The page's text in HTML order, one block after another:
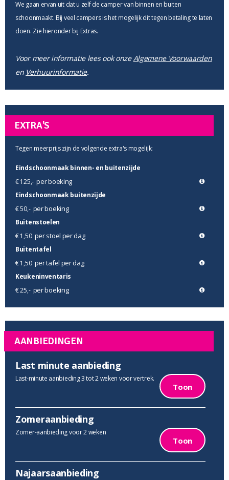
We gaan ervan uit dat u zelf de camper van binnen en buiten
schoonmaakt. Bij veel campers is het mogelijk dit tegen betaling te laten
doen. Zie hieronder bij Extras.
Voor meer informatie lees ook onzeAlgemene Voorwaarden
en Verhuurinformatie.
EXTRA'S
Tegen meerprijs zijn de volgende extra's mogelijk:
Eindschoonmaak binnen- en buitenzijde
€ 125,-per boeking
Eindschoonmaak buitenzijde
€ 50,- per boeking
Buitenstoelen
€ 1,50 per stoel per dag
Buitentafel
€ 1,50 per tafel per dag
Keukeninventaris
€ 25,- per boeking
AANBIEDINGEN
Last minute aanbieding
Last-minute aanbieding 3 tot 2 weken voor vertrek.
Toon
Zomeraanbieding
Zomer-aanbieding voor 2 weken
Toon
Najaarsaanbieding